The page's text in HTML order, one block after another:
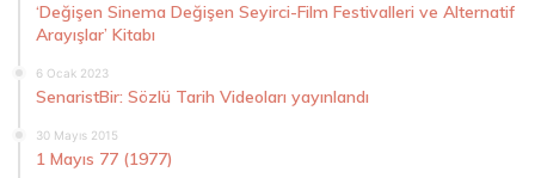
‘Değişen Sinema Değişen Seyirci-Film Festivalleri ve Alternatif
Arayışlar’ Kitabı
6 Ocak 2023
SenaristBir: Sözlü Tarih Videoları yayınlandı
30 Mayıs 2015
1 Mayıs 77 (1977)